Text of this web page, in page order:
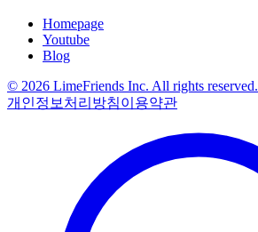
Homepage
Youtube
Blog
© 2026 LimeFriends Inc. All rights reserved.
개인정보처리방침이용약관